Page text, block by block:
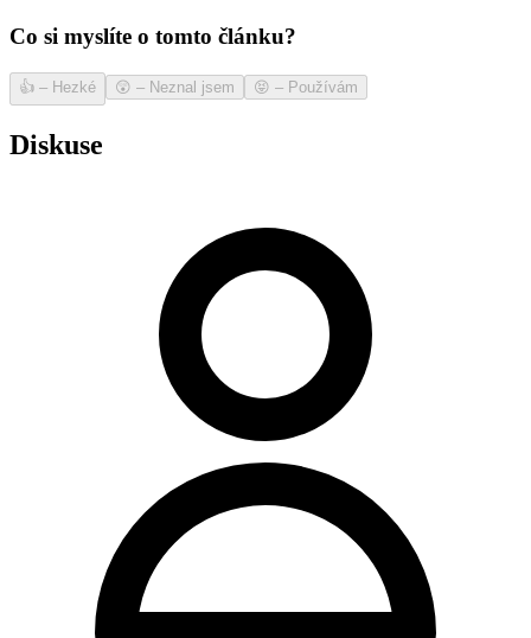
Co si myslíte o tomto článku?
👍 – Hezké 😲 – Neznal jsem 😝 – Používám
Diskuse